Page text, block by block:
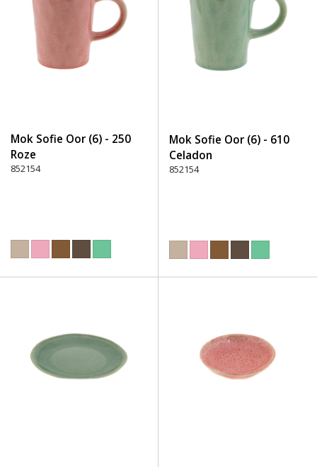
Mok Sofie Oor (6) - 250
Roze
852154
Mok Sofie Oor (6) - 610
Celadon
852154